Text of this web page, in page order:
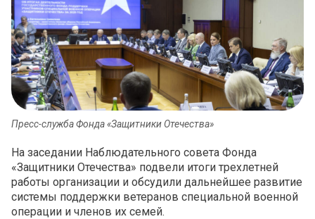
Пресс-служба Фонда «Защитники Отечества»
На заседании Наблюдательного совета Фонда
«Защитники Отечества» подвели итоги трехлетней
работы организации и обсудили дальнейшее развитие
системы поддержки ветеранов специальной военной
операции и членов их семей.